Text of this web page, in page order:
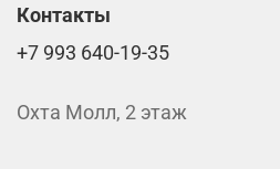
Контакты
+7 993 640-19-35
Охта Молл, 2 этаж